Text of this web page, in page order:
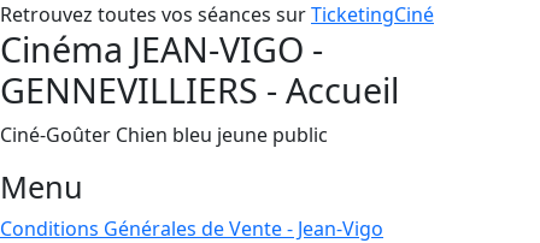
Retrouvez toutes vos séances surTicketingCiné
Cinéma JEAN-VIGO -
GENNEVILLIERS - Accueil
Ciné-Goûter Chien bleu jeune public
Menu
Conditions Générales de Vente - Jean-Vigo